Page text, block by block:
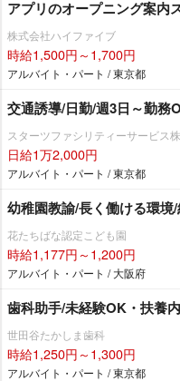
アプリのオープニング案内
株式会社ハイファイブ
時給1,500円～1,700円
アルバイト・パート / 東京都
交通誘導/日勤/週3日～勤務
スターツファシリティーサービス
日給1万2,000円
アルバイト・パート / 東京都
幼稚園教諭/長く働ける環
花たちばな認定こども園
時給1,177円～1,200円
アルバイト・パート / 大阪府
歯科助手/未経験OK・扶養
世田谷たかしま歯科
時給1,250円～1,300円
アルバイト・パート / 東京都